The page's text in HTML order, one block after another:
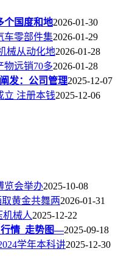
个国度和地2026-01-30
车零部件集2026-01-29
械从动化地2026-01-28
物远销70多2026-01-28
发：公司管理2025-12-07
立 注册本钱2025-12-06
览会举办2025-10-08
黄金共舞两2026-01-31
机械人2025-12-22
行情_走势图—2025-09-18
学年本科讲2025-12-30